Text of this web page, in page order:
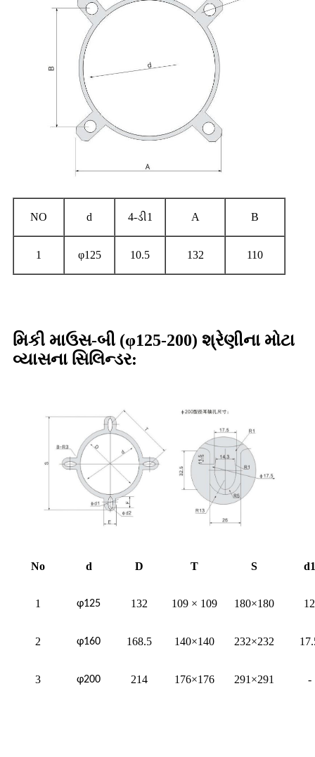
NO d 4-ડી1 A B
1 φ125 10.5 132 110
મિકી માઉસ-બી (φ125-200) શ્રેણીના મોટા
વ્યાસના સિલિન્ડર:
No d D T S d1
1 φ125 132 109 × 109 180×180 12
2 φ160 168.5 140×140 232×232
3 φ200 214 176×176 291×291 -